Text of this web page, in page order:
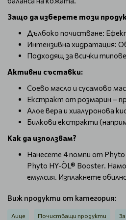
Защо да изберете този
Дълбоко почистване:
Интензивна хидратация:
Подходящ за всички
Активни съставки:
Соево масло и сусамово
Екстракт от розмарин –
Алое вера и хиалуронова
Билкови екстракти
Как да използвам?
Нанесете 4 помпи от
Phyto HY-ÖL® Booster.
емулсия. Изплакнете
Виж продукти от категория:
Лице Почистващи продукти